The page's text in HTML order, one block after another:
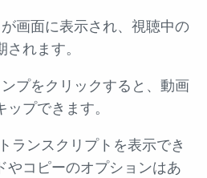
画面に表示され、視聴中の
れます。
プをクリックすると、動画
プできます。
ランスクリプトを表示でき
やコピーのオプションはあ